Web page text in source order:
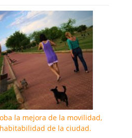
la mejora de la movilidad,
de la ciudad.